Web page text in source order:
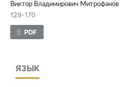
Виктор Владимирович Митрофанов
129-170
PDF
ЯЗЫК